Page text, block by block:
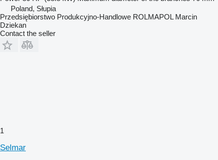
Poland, Słupia
Przedsiębiorstwo Produkcyjno-Handlowe ROLMAPOL Marcin
Dziekan
Contact the seller
1
Selmar